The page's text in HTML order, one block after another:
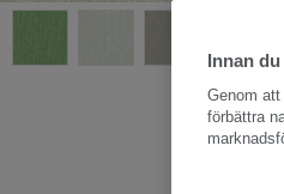
Hela
Innan
Genom
förbättra